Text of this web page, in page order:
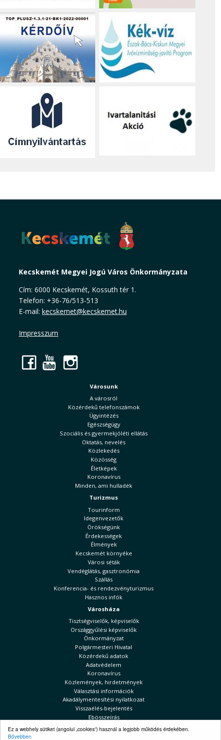
Ez a webhely sütiket (angolul „cookies”) használ a legjobb működés érdekében.
Bővebben
Kecskemét Megyei Jogú Város Önkormányzata
Cím: 6000 Kecskemét, Kossuth tér 1.
Telefon: +36-76/513-513
E-mail: kecskemet@kecskemet.hu
Impresszum
Facebook
YouTube
Városunk
A városról
Közérdekű telefonszámok
Ügyintézés
Egészségügy
Szociális és gyermekjóléti ellátás
Oktatás, nevelés
Közlekedés
Közösség
Életképek
Koronavírus
Minden, ami hulladék
Turizmus
Tourinform
Idegenvezetők
Örökségünk
Érdekességek
Élmények
Kecskemét környéke
Városi séták
Vendéglátás, gasztronómia
Szállás
Konferencia- és rendezvényturizmus
Hasznos infók
Városháza
Tisztségviselők, képviselők
Országgyűlési képviselők
Önkormányzat
Polgármesteri Hivatal
Közérdekű adatok
Adatvédelem
Koronavírus
Közlemények, hirdetmények
Választási információk
Akadálymentesítési nyilatkozat
Visszaélés-bejelentés
Ebösszeírás
Kecskeméti Hírek